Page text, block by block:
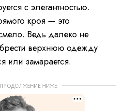
с элегантностью.
кроя — это
Ведь далеко не
верхнюю одежду
или замарается.
НИЖЕ